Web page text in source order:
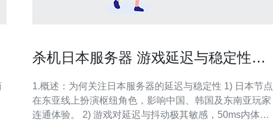
杀机日本服务器 游戏延迟与稳定性在
1.概述：为何关注日本服务器的延迟与稳定性 1) 日本节点
在东亚线上扮演枢纽角色，影响中国、韩国及东南亚玩家
连通体验。 2) 游戏对延迟与抖动极其敏感，50ms内体验